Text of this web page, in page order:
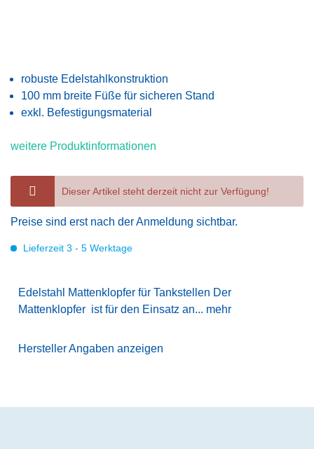
robuste Edelstahlkonstruktion
100 mm breite Füße für sicheren Stand
exkl. Befestigungsmaterial
weitere Produktinformationen
Dieser Artikel steht derzeit nicht zur Verfügung!
Preise sind erst nach der Anmeldung sichtbar.
Lieferzeit 3 - 5 Werktage
Edelstahl Mattenklopfer für Tankstellen Der
Mattenklopfer ist für den Einsatz an... mehr
Hersteller Angaben anzeigen